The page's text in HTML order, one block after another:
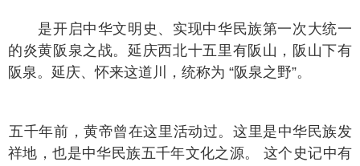
是开启中华文明史、实现中华民族第一次大统一
的炎黄阪泉之战。延庆西北十五里有阪山，阪山下有
阪泉。延庆、怀来这道川，统称为 “阪泉之野”。
年前，黄帝曾在这里活动过。这里是中华民族发
祥地，也是中华民族五千年文化之源。 这个史记中有